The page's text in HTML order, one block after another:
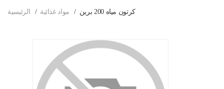
الرئيسية مواد غذائية كرتون مياه 200 برين